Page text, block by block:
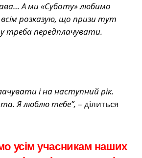
А ми «Суботу» любимо
розказую, що призи тут
треба передплачувати.
і на наступний рік.
Я люблю тебе”, – ділиться
усім учасникам наших